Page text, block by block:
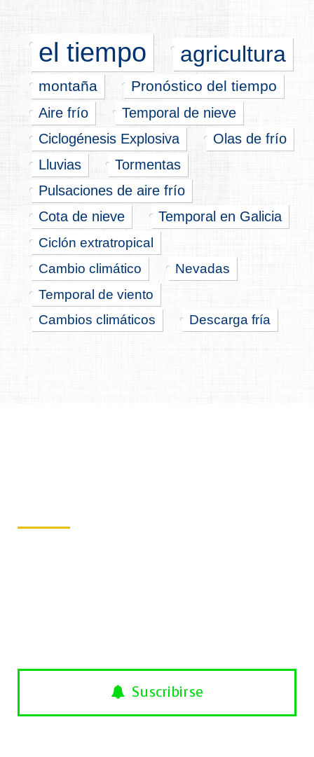
el tiempo agricultura
montaña Pronóstico del tiempo
Aire frío
Temporal de nieve
Ciclogénesis Explosiva
Olas de frío
Lluvias
Tormentas
Pulsaciones de aire frío
Cota de nieve
Temporal en Galicia
Ciclón extratropical
Cambio climático
Nevadas
Temporal de viento
Cambios climáticos Descarga fría
Suscribirse